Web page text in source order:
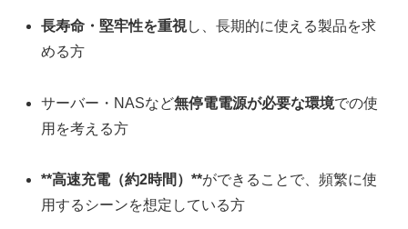
長寿命・堅牢性を重視し、長期的に使える製品を求
める方
サーバー・NASなど無停電電源が必要な環境での使
用を考える方
**高速充電（約2時間）**ができることで、頻繁に使
用するシーンを想定している方